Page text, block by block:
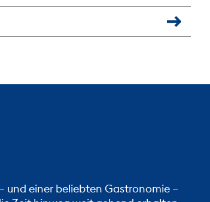
und einer beliebten Gastronomie –